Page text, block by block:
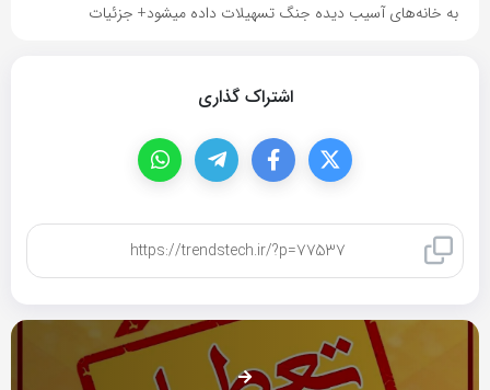
به خانه‌های آسیب دیده جنگ تسهیلات داده میشود+ جزئیات
اشتراک گذاری